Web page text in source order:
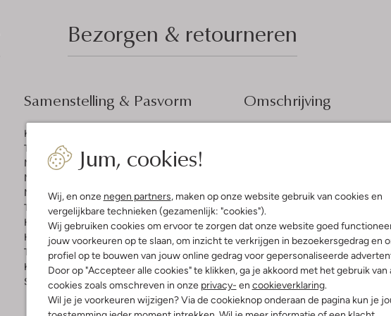
Jum, cookies!
Wij, en onze negen partners, maken op onze website gebruik van cookies en
vergelijkbare technieken (gezamenlijk: "cookies").
Wij gebruiken cookies om ervoor te zorgen dat onze website goed
jouw voorkeuren op te slaan, om inzicht te verkrijgen in bezoekersgedrag en
profiel op te bouwen van jouw online gedrag voor gepersonaliseerde
Door op "Accepteer alle cookies" te klikken, ga je akkoord met het gebruik van
cookies zoals omschreven in onze privacy- en cookieverklaring.
Wil je je voorkeuren wijzigen? Via de cookieknop onderaan de pagina kun je
Bezorgen & retourneren
Samenstelling & Pasvorm
Kleur:
Trends:Party
Materiaal buitenkant:
Leatherlook
Materiaal binnenkant:
Materiaal zool:Rubber
Type sluiting: Rits
Hakvorm:Blokhak
Hakhoogte (cm): 9
Type neus: Puntige Neus
Kuitwijdte: 35 - 38 Cm (m)
Schachthoogte laarzen (cm):44
Omschrijving
Stap stijlvol de dag in met deze
dagje shoppen of een avondje
schacht. Dankzij de ritssluiting
comfortabele pasvorm maken
beklede hak zorgen voor een
klasse toe aan elke outfit met